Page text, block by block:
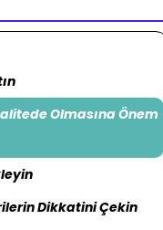
Olmasına Önem
Dikkatini Çekin